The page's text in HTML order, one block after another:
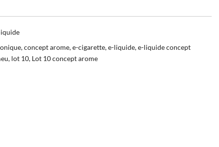
,concept arome,e-cigarette,e-liquide,e-liquide concept
, lot 10, Lot 10 concept arome